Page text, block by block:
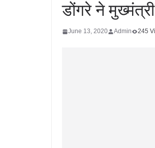
डोंगरे ने
June 13, 2020 Admin 245